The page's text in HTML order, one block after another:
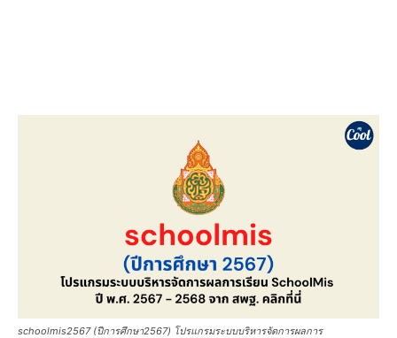
schoolmis2567 (ปีการศึกษา2567) โปรแกรมระบบบริหารจัดการผลการ